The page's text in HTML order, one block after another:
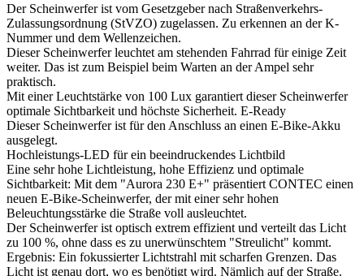
Der Scheinwerfer ist vom Gesetzgeber nach Straßenverkehrs-
Zulassungsordnung (StVZO) zugelassen. Zu erkennen an der K-
Nummer und dem Wellenzeichen.
Dieser Scheinwerfer leuchtet am stehenden Fahrrad für einige Zeit
weiter. Das ist zum Beispiel beim Warten an der Ampel sehr
praktisch.
Mit einer Leuchtstärke von 100 Lux garantiert dieser Scheinwerfer
optimale Sichtbarkeit und höchste Sicherheit. E-Ready
Dieser Scheinwerfer ist für den Anschluss an einen E-Bike-Akku
ausgelegt.
Hochleistungs-LED für ein beeindruckendes Lichtbild
Eine sehr hohe Lichtleistung, hohe Effizienz und optimale
Sichtbarkeit: Mit dem "Aurora 230 E+" präsentiert CONTEC einen
neuen E-Bike-Scheinwerfer, der mit einer sehr hohen
Beleuchtungsstärke die Straße voll ausleuchtet.
Der Scheinwerfer ist optisch extrem effizient und verteilt das Licht
zu 100 %, ohne dass es zu unerwünschtem "Streulicht" kommt.
Ergebnis: Ein fokussierter Lichtstrahl mit scharfen Grenzen. Das
Licht ist genau dort, wo es benötigt wird. Nämlich auf der Straße.